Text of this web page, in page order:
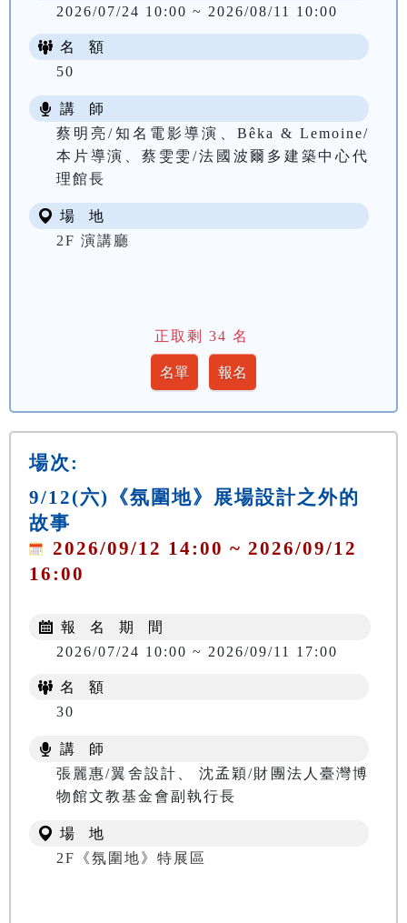
2026/07/24 10:00 ~ 2026/08/11 10:00
名 額
50
講 師
蔡明亮/知名電影導演、Bêka & Lemoine/
本片導演、蔡雯雯/法國波爾多建築中心代
理館長
場 地
2F 演講廳
正取剩 34 名
場次:
9/12(六)《氛圍地》展場設計之外的
故事
2026/09/12 14:00 ~ 2026/09/12
16:00
報 名 期 間
2026/07/24 10:00 ~ 2026/09/11 17:00
名 額
30
講 師
張麗惠/翼舍設計、 沈孟穎/財團法人臺灣博
物館文教基金會副執行長
場 地
2F《氛圍地》特展區